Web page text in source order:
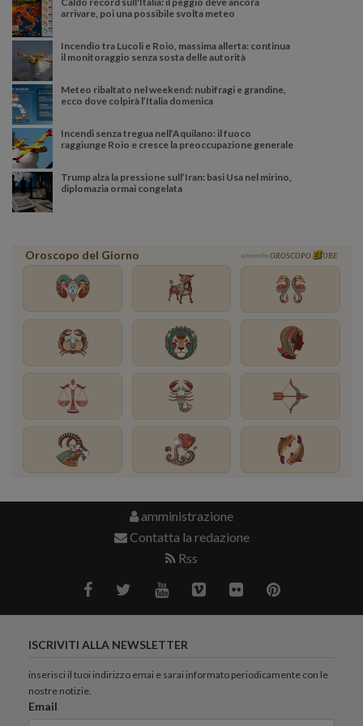
arrivare, poi una possibile svolta meteo
Incendio tra Lucoli e Roio, massima allerta: continua
il monitoraggio senza sosta delle autorità
Meteo ribaltato nel weekend: nubifragi e grandine,
ecco dove colpirà l’Italia domenica
Incendi senza tregua nell’Aquilano: il fuoco
raggiunge Roio e cresce la preoccupazione generale
Trump alza la pressione sull’Iran: basi Usa nel mirino,
diplomazia ormai congelata
Oroscopo del Giorno powered by OROSCOPO ORE
amministrazione
Contatta la redazione
Rss
ISCRIVITI ALLA NEWSLETTER
inserisci il tuoi indirizzo emai e sarai informato periodicamente con le
nostre notizie.
Email